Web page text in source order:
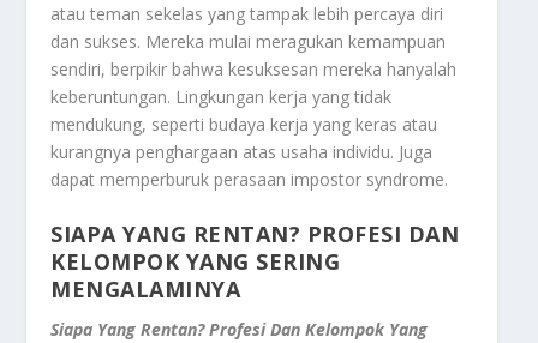
atau teman sekelas yang tampak lebih percaya diri
dan sukses. Mereka mulai meragukan kemampuan
sendiri, berpikir bahwa kesuksesan mereka hanyalah
keberuntungan. Lingkungan kerja yang tidak
mendukung, seperti budaya kerja yang keras atau
kurangnya penghargaan atas usaha individu. Juga
dapat memperburuk perasaan impostor syndrome.
SIAPA YANG RENTAN? PROFESI DAN
KELOMPOK YANG SERING
MENGALAMINYA
Siapa Yang Rentan? Profesi Dan Kelompok Yang